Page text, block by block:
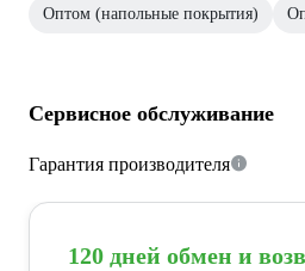
Оптом (напольные покрытия)
Сервисное обслуживание
Гарантия производителя
120 дней обмен и